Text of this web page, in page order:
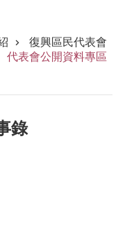
復興區民代表會
代表會公開資料專區
錄